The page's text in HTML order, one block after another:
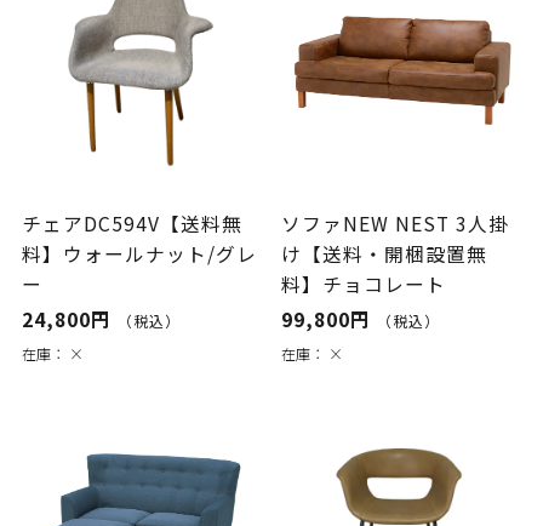
チェアDC594V【送料無
料】ウォールナット/グレ
ー
24,800円
（税込）
在庫： ×
ソファNEW NEST 3人掛
け【送料・開梱設置無
料】チョコレート
99,800円
（税込）
在庫： ×